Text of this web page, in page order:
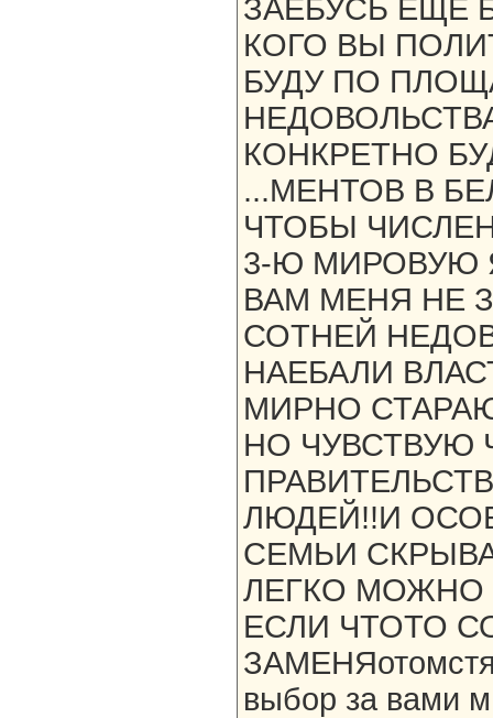
ЗАЕБУСЬ ЕЩЁ
КОГО ВЫ
БУДУ ПО
КОНКРЕТНО
...МЕНТОВ В
ЧТОБЫ
3-Ю МИРОВУЮ
ВАМ МЕНЯ НЕ
СОТНЕЙ
НАЕБАЛИ
МИРНО
НО ЧУВСТВУЮ
ЛЮДЕЙ!!И
СЕМЬИ
ЛЕГКО МОЖНО
ЕСЛИ ЧТОТО
выбор за вами